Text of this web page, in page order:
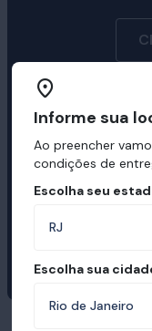
Informe sua
Ao preencher
condições de
Escolha seu
Escolha sua